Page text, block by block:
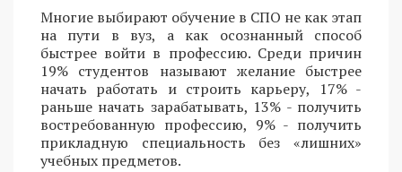
Многие выбирают обучение в СПО не как этап
на пути в вуз, а как осознанный способ
быстрее войти в профессию. Среди причин
19% студентов называют желание быстрее
начать работать и строить карьеру, 17% -
раньше начать зарабатывать, 13% - получить
востребованную профессию, 9% - получить
прикладную специальность без «лишних»
учебных предметов.